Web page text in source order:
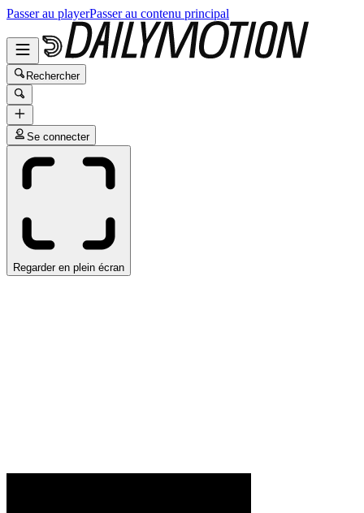
Passer au playerPasser au contenu principal
Rechercher
Se connecter
Regarder en plein écran